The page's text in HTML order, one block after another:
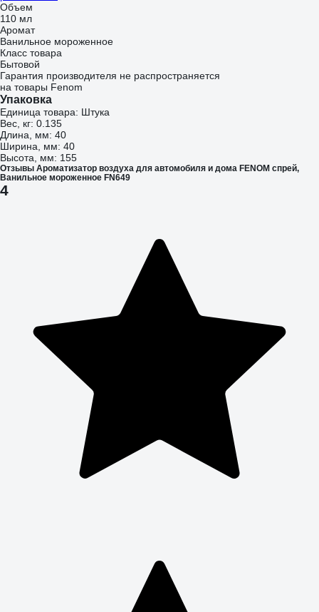
Объем
110 мл
Аромат
Ванильное мороженное
Класс товара
Бытовой
Гарантия производителя не распространяется
на товары Fenom
Упаковка
Единица товара: Штука
Вес, кг: 0.135
Длина, мм: 40
Ширина, мм: 40
Высота, мм: 155
Отзывы Ароматизатор воздуха для автомобиля и дома FENOM спрей,
Ванильное мороженное FN649
4